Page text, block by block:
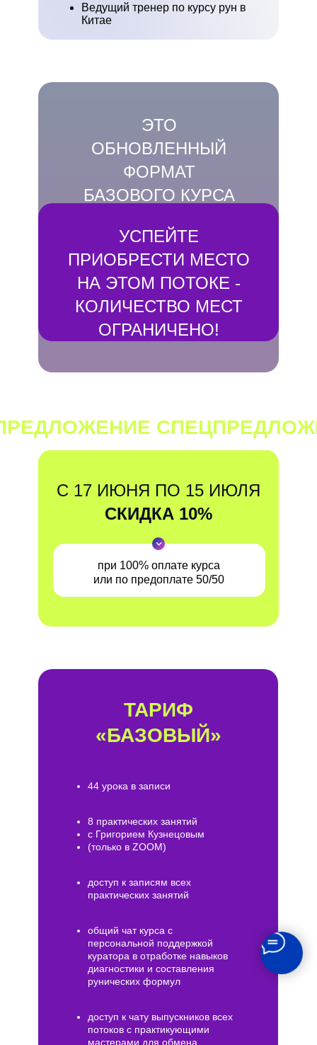
Ведущий тренер по курсу рун в
Китае
ЭТО
ОБНОВЛЕННЫЙ
ФОРМАТ
БАЗОВОГО КУРСА
УСПЕЙТЕ
ПРИОБРЕСТИ МЕСТО
НА ЭТОМ ПОТОКЕ -
КОЛИЧЕСТВО МЕСТ
ОГРАНИЧЕНО!
С 17 ИЮНЯ ПО 15 ИЮЛЯ
СКИДКА 10%
при 100% оплате курса
или по предоплате 50/50
ТАРИФ
«БАЗОВЫЙ»
44 урока в записи
8 практических занятий
с Григорием Кузнецовым
(только в ZOOM)
доступ к записям всех
практических занятий
общий чат курса с
персональной поддержкой
куратора в отработке навыков
диагностики и составления
рунических формул
доступ к чату выпускников всех
потоков с практикующими
мастерами для обмена